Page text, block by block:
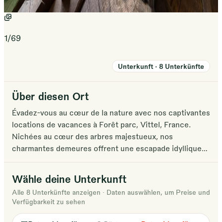
nos
Vittel
expériences
inoubliables
au
cœur
d'une
d'une
beauté
époustouflante.
Réservez
1/69
Unterkunft · 8 Unterkünfte
Über diesen Ort
Évadez-vous au cœur de la nature avec nos captivantes
locations de vacances à Forêt parc, Vittel, France.
Nichées au cœur des arbres majestueux, nos
charmantes demeures offrent une escapade idyllique
structure unique, de la paradisiaque Cabane Haona Nui
à la magique maison de Hobbit Gaia, vous promettent
une escapade ressourçante avec des vues
panoramiques et un environnement immersif. Vivez la
Wähle deine Unterkunft
Alle 8 Unterkünfte anzeigen · Daten auswählen, um Preise und
Verfügbarkeit zu sehen